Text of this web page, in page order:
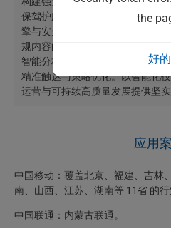
保驾护航并注入增长动能。基座
擎与安全检测行业大模型，实现
规内容的识别，筑牢业务安全防
智能分析引擎，基于数据洞察与
精准触达与策略优化。以智能化
运营与可持续高质量发展提供坚
应用
中国移动：覆盖北京、福建、吉林
南、山西、江苏、湖南等 11省 的行
中国联通：内蒙古联通。
the
好的